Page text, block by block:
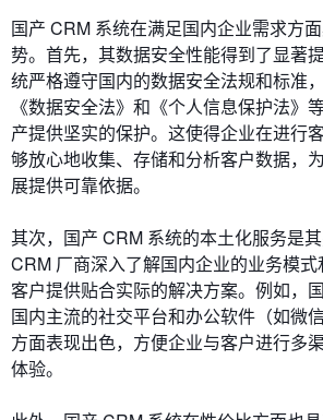
国产 CRM 系统在满足国内企业需求方
势。首先，其数据安全性能得到了显著
统严格遵守国内的数据安全法规和标准
《数据安全法》和《个人信息保护法》
产提供坚实的保护。这使得企业在进行
够放心地收集、存储和分析客户数据，
展提供可靠依据。
其次，国产 CRM 系统的本土化服务是
CRM 厂商深入了解国内企业的业务模
客户提供贴合实际的解决方案。例如，
国内主流的社交平台和办公软件（如微
方面表现出色，方便企业与客户进行多
体验。